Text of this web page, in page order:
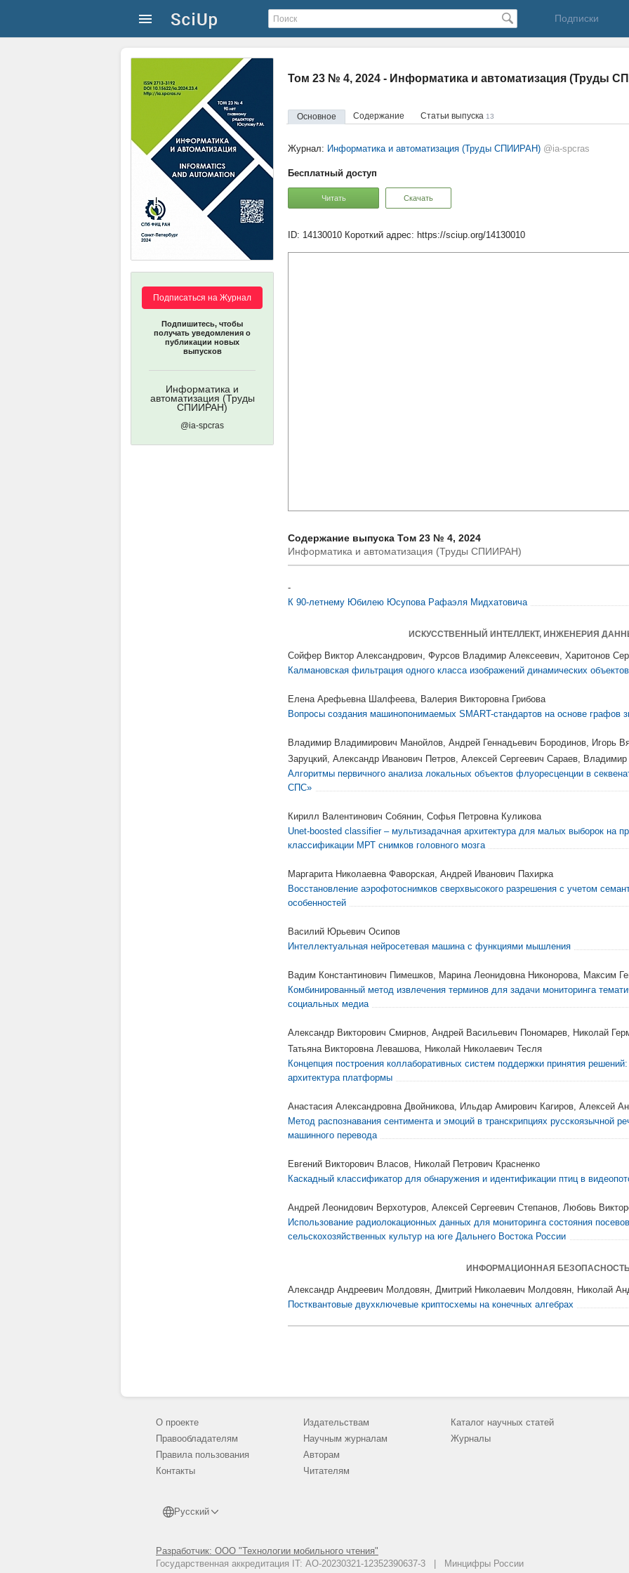
Подписки
Том 23 № 4, 2024 - Информатика и автоматизация (Труды
Основное Содержание Статьи выпуска 13
Подписаться на Журнал
Подпишитесь, чтобы
получать уведомления о
публикации новых
выпусков
Информатика и
автоматизация (Труды
СПИИРАН)
@ia-spcras
Журнал: Информатика и автоматизация (Труды СПИИРАН) @ia-spcras
Бесплатный доступ
Читать Скачать
ID: 14130010 Короткий адрес: https://sciup.org/14130010
Содержание выпуска Том 23 № 4, 2024
Информатика и автоматизация (Труды СПИИРАН)
-
К 90-летнему Юбилею Юсупова Рафаэля Мидхатовича
ИСКУССТВЕННЫЙ ИНТЕЛЛЕКТ, ИНЖЕНЕРИЯ
Сойфер Виктор Александрович, Фурсов Владимир Алексеевич, Харитонов
Калмановская фильтрация одного класса изображений динамических объектов
Елена Арефьевна Шалфеева, Валерия Викторовна Грибова
Вопросы создания машинопонимаемых SMART-стандартов на основе графов
Владимир Владимирович Манойлов, Андрей Геннадьевич Бородинов, Игорь
Заруцкий, Александр Иванович Петров, Алексей Сергеевич Сараев,
Алгоритмы первичного анализа локальных объектов флуоресценции в
СПС»
Кирилл Валентинович Собянин, Софья Петровна Куликова
Unet-boosted classifier – мультизадачная архитектура для малых выборок на
классификации МРТ снимков головного мозга
Маргарита Николаевна Фаворская, Андрей Иванович Пахирка
Восстановление аэрофотоснимков сверхвысокого разрешения с учетом
особенностей
Василий Юрьевич Осипов
Интеллектуальная нейросетевая машина с функциями мышления
Вадим Константинович Пимешков, Марина Леонидовна Никонорова, Максим
Комбинированный метод извлечения терминов для задачи мониторинга
социальных медиа
Александр Викторович Смирнов, Андрей Васильевич Пономарев, Николай
Татьяна Викторовна Левашова, Николай Николаевич Тесля
Концепция построения коллаборативных систем поддержки принятия
архитектура платформы
Анастасия Александровна Двойникова, Ильдар Амирович Кагиров, Алексей
Метод распознавания сентимента и эмоций в транскрипциях русскоязычной
машинного перевода
Евгений Викторович Власов, Николай Петрович Красненко
Каскадный классификатор для обнаружения и идентификации птиц в
Андрей Леонидович Верхотуров, Алексей Сергеевич Степанов, Любовь
Использование радиолокационных данных для мониторинга состояния посевов
сельскохозяйственных культур на юге Дальнего Востока России
ИНФОРМАЦИОННАЯ
Александр Андреевич Молдовян, Дмитрий Николаевич Молдовян, Николай
Постквантовые двухключевые криптосхемы на конечных алгебрах
О проекте
Правообладателям
Правила пользования
Контакты
Русский
Разработчик: ООО "Технологии мобильного чтения"
Государственная аккредитация IT: АО-20230321-12352390637-3 | Минцифры России
Издательствам
Научным журналам
Авторам
Читателям
Каталог научных статей
Журналы